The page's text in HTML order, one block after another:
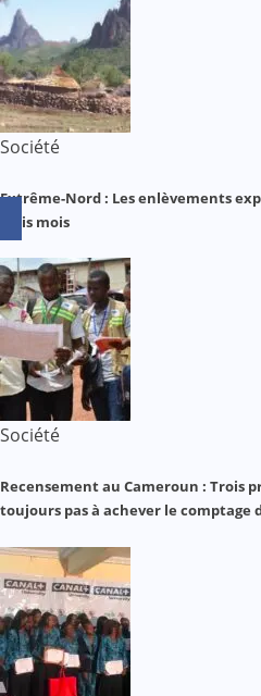
Société
Extrême-Nord : Les enlèvements
trois mois
Société
Recensement au Cameroun : Trois
toujours pas à achever le comptage